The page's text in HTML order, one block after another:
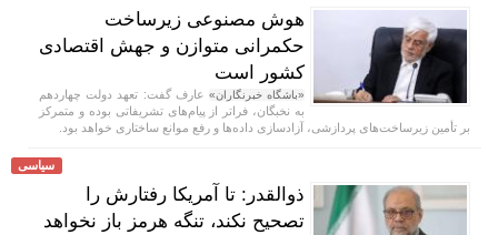
هوش مصنوعی زیرساخت
حکمرانی متوازن و جهش اقتصادی
کشور است
«باشگاه خبرنگاران» عارف گفت: تعهد دولت چهاردهم
به نخبگان، فراتر از پیام‌های تشریفاتی بوده و متمرکز
بر تأمین زیرساخت‌های پردازشی، آزادسازی داده‌ها و رفع موانع ساختاری خواهد بود.
سیاسی
ذوالقدر: تا آمریکا رفتارش را
تصحیح نکند، تنگه هرمز باز نخواهد